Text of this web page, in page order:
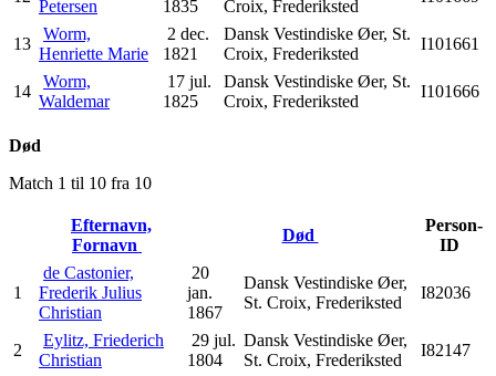
Petersen
1835
Croix, Frederiksted
13
Worm,
Henriette Marie
2 dec.
1821
Dansk Vestindiske Øer, St.
Croix, Frederiksted
I101661
14
Worm,
Waldemar
17 jul.
1825
Dansk Vestindiske Øer, St.
Croix, Frederiksted
I101666
Død
Match 1 til 10 fra 10
Efternavn,
Fornavn
Død
Person-
ID
1
de Castonier,
Frederik Julius
Christian
20
jan.
1867
Dansk Vestindiske Øer,
St. Croix, Frederiksted
I82036
2
Eylitz, Friederich
Christian
29 jul.
1804
Dansk Vestindiske Øer,
St. Croix, Frederiksted
I82147